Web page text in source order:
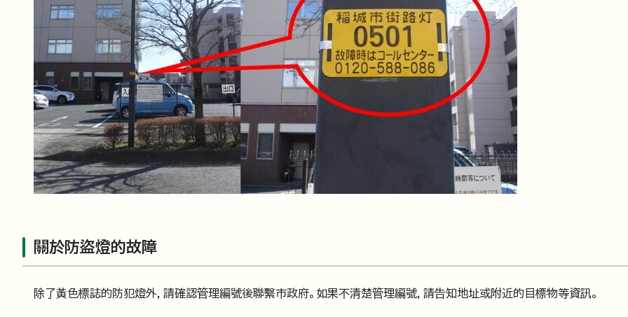
關於防盜燈的故障
除了黃色標誌的防犯燈外，請確認管理編號後聯繫市政府。如果不清楚管理編號，請告知地址或附近的目標物等資訊。